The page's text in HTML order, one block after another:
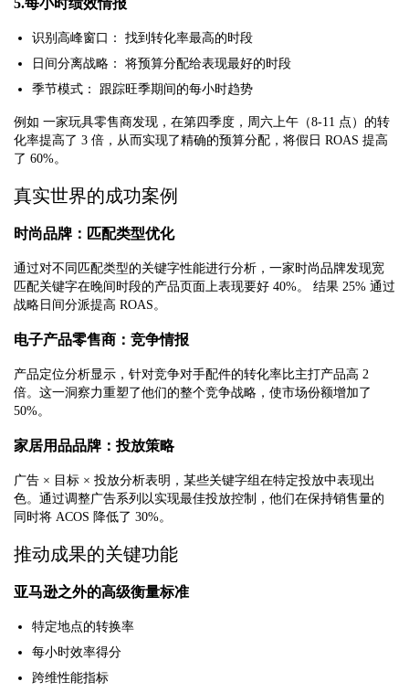
5.每小时绩效情报
识别高峰窗口：
找到转化率最高的时段
日间分离战略：
将预算分配给表现最好的时段
季节模式：
跟踪旺季期间的每小时趋势
例如 一家玩具零售商发现，在第四季度，周六上午（8-11 点）的转
化率提高了 3 倍，从而实现了精确的预算分配，将假日 ROAS 提高
了 60%。
真实世界的成功案例
时尚品牌：匹配类型优化
通过对不同匹配类型的关键字性能进行分析，一家时尚品牌发现宽
匹配关键字在晚间时段的产品页面上表现要好 40%。 结果 25% 通过
战略日间分派提高 ROAS。
电子产品零售商：竞争情报
产品定位分析显示，针对竞争对手配件的转化率比主打产品高 2
倍。这一洞察力重塑了他们的整个竞争战略，使市场份额增加了
50%。
家居用品品牌：投放策略
广告 × 目标 × 投放分析表明，某些关键字组在特定投放中表现出
色。通过调整广告系列以实现最佳投放控制，他们在保持销售量的
同时将 ACOS 降低了 30%。
推动成果的关键功能
亚马逊之外的高级衡量标准
特定地点的转换率
每小时效率得分
跨维性能指标